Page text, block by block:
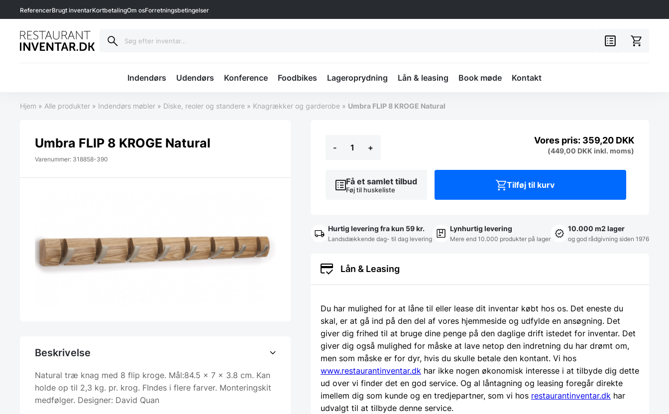
ReferencerBrugt inventarKortbetalingOm osForretningsbetingelser
Indendørs Udendørs Konference Foodbikes Lageroprydning Lån & leasing Book møde Kontakt
Hjem » Alle produkter » Indendørs møbler » Diske, reoler og standere » Knagrækker og garderobe » Umbra FLIP 8 KROGE Natural
Umbra FLIP 8 KROGE Natural
Varenummer: 318858-390
Beskrivelse
Natural træ knag med 8 flip kroge. Mål:84.5 x 7 x 3.8 cm. Kan
holde op til 2,3 kg. pr. krog. FIndes i flere farver. Monteringskit
medfølger. Designer: David Quan
-
FLIP
Natural
antal
+
359,20 DKK
(449,00 DKK inkl. moms)
Få et samlet tilbud
Føj til huskeliste Tilføj til kurv
Hurtig levering fra kun 59 kr.
Landsdækkende dag- til dag levering
Lynhurtig levering
Mere end 10.000 produkter på lager
10.000 m2 lager
og god rådgivning siden 1976
Lån & Leasing
Du har mulighed for at låne til eller lease dit inventar købt hos os. Det eneste du
skal, er at gå ind på den del af vores hjemmeside og udfylde en ansøgning. Det
giver dig frihed til at bruge dine penge på den daglige drift istedet for inventar. Det
giver dig også mulighed for måske at lave netop den indretning du har drømt om,
men som måske er for dyr, hvis du skulle betale den kontant. Vi hos
www.restaurantinventar.dk har ikke nogen økonomisk interesse i at tilbyde dig dette
ud over vi finder det en god service. Og al låntagning og leasing foregår direkte
imellem dig som kunde og en tredjepartner, som vi hos restaurantinventar.dk har
udvalgt til at tilbyde denne service.